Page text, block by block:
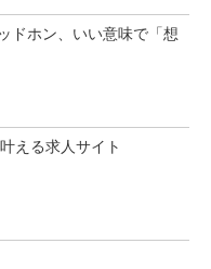
ドホン、いい意味で「想
える求人サイト